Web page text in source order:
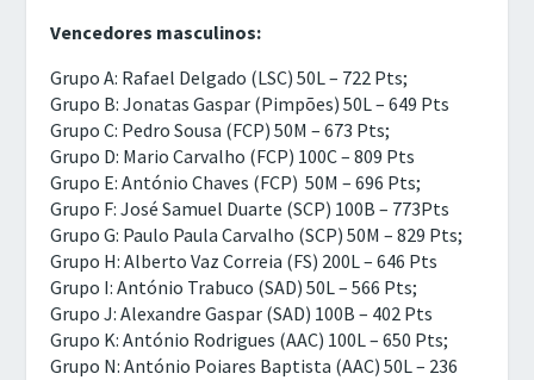
Vencedores masculinos:
Grupo A: Rafael Delgado (LSC) 50L – 722 Pts;
Grupo B: Jonatas Gaspar (Pimpões) 50L – 649 Pts
Grupo C: Pedro Sousa (FCP) 50M – 673 Pts;
Grupo D: Mario Carvalho (FCP) 100C – 809 Pts
Grupo E: António Chaves (FCP) 50M – 696 Pts;
Grupo F: José Samuel Duarte (SCP) 100B – 773Pts
Grupo G: Paulo Paula Carvalho (SCP) 50M – 829 Pts;
Grupo H: Alberto Vaz Correia (FS) 200L – 646 Pts
Grupo I: António Trabuco (SAD) 50L – 566 Pts;
Grupo J: Alexandre Gaspar (SAD) 100B – 402 Pts
Grupo K: António Rodrigues (AAC) 100L – 650 Pts;
Grupo N: António Poiares Baptista (AAC) 50L – 236